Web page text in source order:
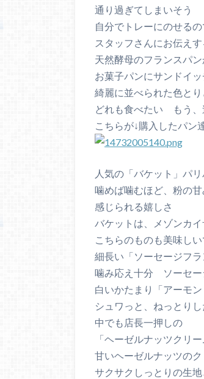
通り過ぎてしまいそう
自分でトレーにのせるの
スタッフさんにお伝え
天然酵母のフランスパ
お菓子パンにサンドイ
綺麗に並べられた色と
どれも食べたい もう、
こちらが↓購入したパン
人気の「バケット」パ
噛めば噛むほど、粉の
感じられる嬉しさ
バケットは、メゾンカ
こちらのものも美味し
細長い「ソーセージフラ
噛み応え十分 ソーセー
白いかたまり「アーモン
シュワっと、ねっとり
中でも店長一押しの
「ヘーゼルナッツクリ
甘いヘーゼルナッツの
サクサクしっとりの生